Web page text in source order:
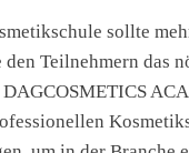
sollte
den Teilnehmern das